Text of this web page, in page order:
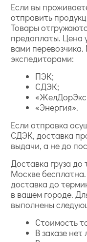
Если вы
отправить
Товары
предоплаты. Цена
вами
экспедиторами:
ПЭК;
СДЭК;
«Энергия».
Если отправка
СДЭК, доставка
выдачи, а не до
Доставка груза
Москве
доставка до
в вашем городе.
выполнены
Стоимость
В заказе